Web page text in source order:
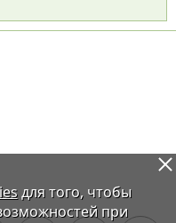
для того, чтобы
при